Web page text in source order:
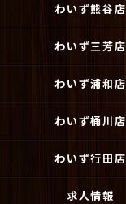
わいず熊谷店
わいず三芳店
わいず浦和店
わいず桶川店
わいず行田店
求人情報